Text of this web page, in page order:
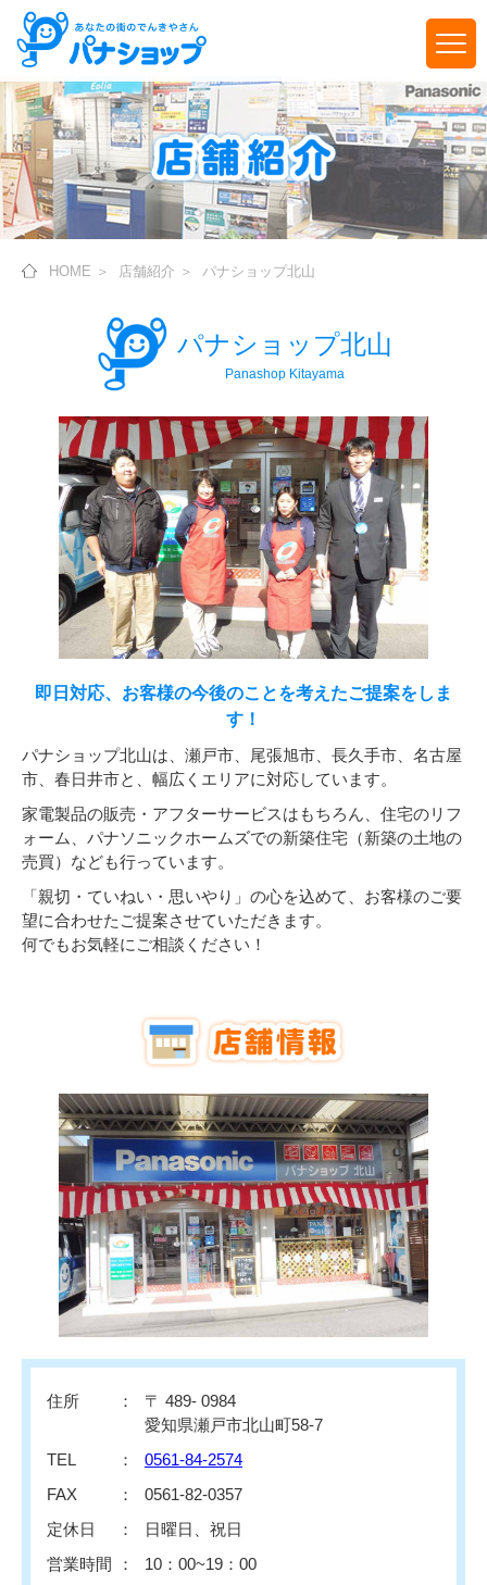
HOME ＞ 店舗紹介 ＞ パナショップ北山
パナショップ北山
Panashop Kitayama
即日対応、お客様の今後のことを考えたご提案をしま
す！
パナショップ北山は、瀬戸市、尾張旭市、長久手市、名古屋
市、春日井市と、幅広くエリアに対応しています。
家電製品の販売・アフターサービスはもちろん、住宅のリフ
ォーム、パナソニックホームズでの新築住宅（新築の土地の
売買）なども行っています。
「親切・ていねい・思いやり」の心を込めて、お客様のご要
望に合わせたご提案させていただきます。
何でもお気軽にご相談ください！
住所
〒 489- 0984
愛知県瀬戸市北山町58-7
TEL
0561-84-2574
FAX
0561-82-0357
定休日
日曜日、祝日
営業時間
10：00~19：00